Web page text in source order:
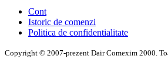
Cont
Istoric de comenzi
Politica de confidentialitate
Copyright © 2007-prezent Dair Comexim 2000.